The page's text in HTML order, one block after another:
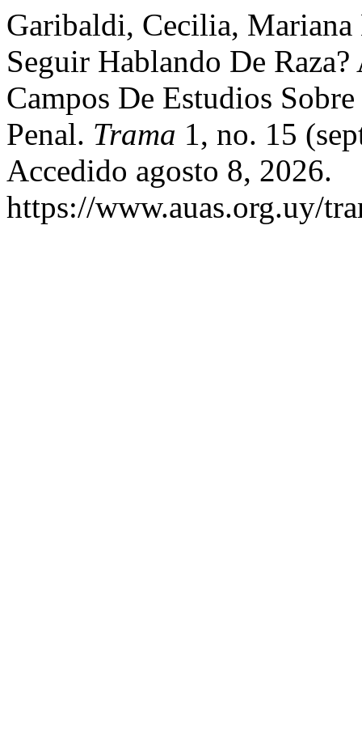
Garibaldi, Cecilia,
Seguir Hablando De
Campos De Estudios
Penal. Trama 1, no. 15
Accedido agosto 8, 2026.
https://www.auas.org.uy/